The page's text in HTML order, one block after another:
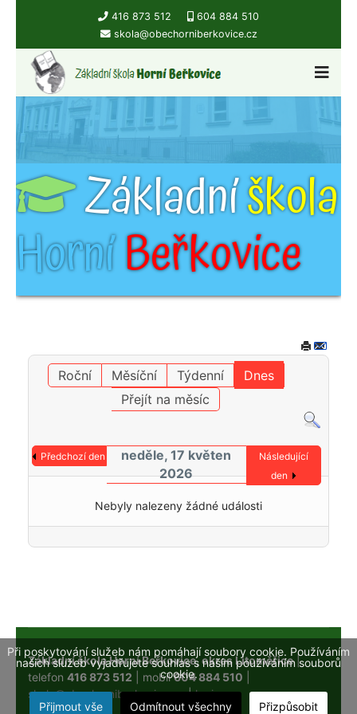
416 873 512
604 884 510
skola@obechorniberkovice.cz
Základníškola
HorníBeřkovice
Roční Měsíční Týdenní
Dnes
Přejít na měsíc
Předchozí den
neděle, 17 květen
2026
Následující
den
Nebyly nalezeny žádné události
Základní škola Horní Beřkovice, okres Litoměřice|
telefon 416 873 512 | mobil604 884 510
skola@obechorniberkovice.cz|login
Při poskytování služeb nám pomáhají soubory cookie. Používáním
našich služeb vyjadřujete souhlas s naším používáním souborů
cookie.
Přijmout vše Odmítnout všechny Přizpůsobit